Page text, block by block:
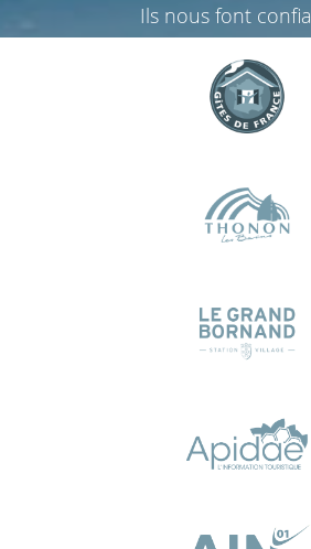
Ils nous font